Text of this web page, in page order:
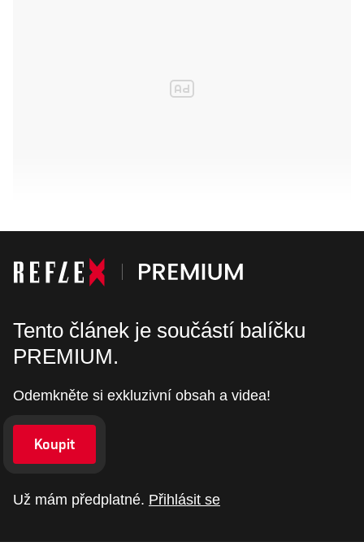
Tento článek je součástí balíčku
PREMIUM.
Odemkněte si exkluzivní obsah a videa!
Koupit
Už mám předplatné. Přihlásit se